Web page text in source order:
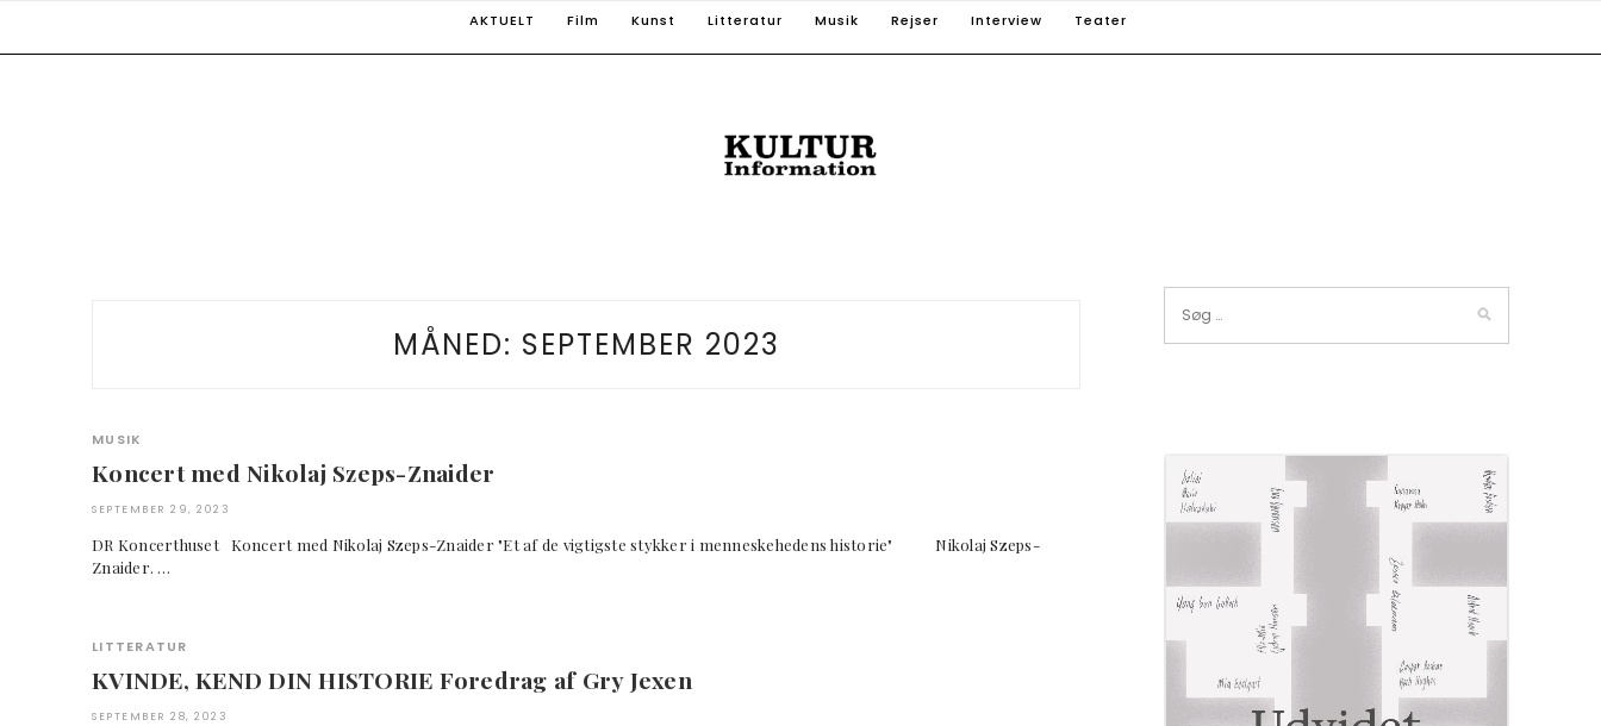
AKTUELT Film Kunst Litteratur Musik Rejser Interview Teater
MÅNED: SEPTEMBER 2023
MUSIK
Koncert med Nikolaj Szeps-Znaider
SEPTEMBER 29, 2023
DR Koncerthuset Koncert med Nikolaj Szeps-Znaider "Et af de vigtigste stykker i menneskehedens historie" Nikolaj Szeps-
Znaider. …
LITTERATUR
KVINDE, KEND DIN HISTORIE Foredrag af Gry Jexen
SEPTEMBER 28, 2023